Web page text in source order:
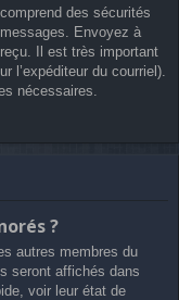
des sécurités
Envoyez à
Il est très important
l’expéditeur du courriel).
nécessaires.
?
autres membres du
seront affichés dans
voir leur état de